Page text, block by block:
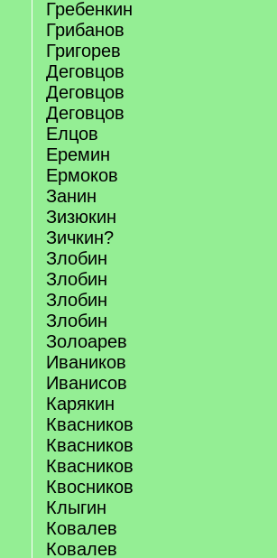
Гребенкин
Грибанов
Григорев
Деговцов
Деговцов
Деговцов
Елцов
Еремин
Ермоков
Занин
Зизюкин
Зичкин?
Злобин
Злобин
Злобин
Злобин
Золоарев
Иваников
Иванисов
Карякин
Квасников
Квасников
Квасников
Квосников
Клыгин
Ковалев
Ковалев